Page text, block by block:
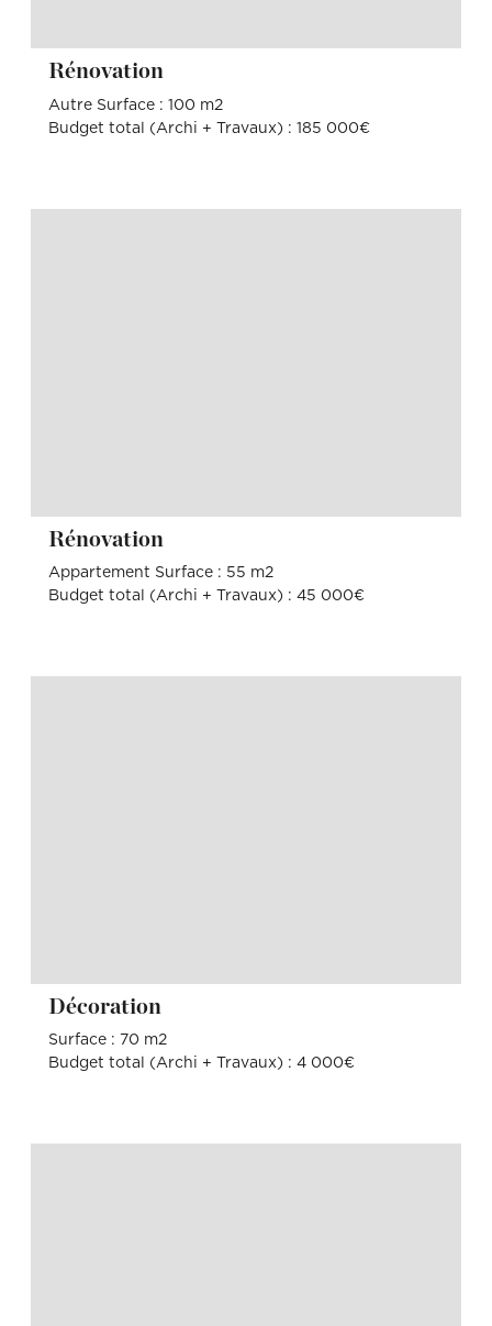
Rénovation
Autre Surface : 100 m2
Budget total (Archi + Travaux) : 185 000€
Rénovation
Appartement Surface : 55 m2
Budget total (Archi + Travaux) : 45 000€
Décoration
Surface : 70 m2
Budget total (Archi + Travaux) : 4 000€